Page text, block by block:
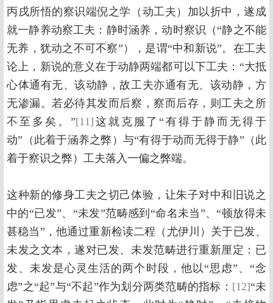
丙戌所悟的察识端倪之学（动工夫）加以折中，遂成
就一静养动察工夫：静时涵养，动时察识（“静之不能
无养，犹动之不可不察”），是谓“中和新说”。在工夫
论上，新说的意义在于动静两端都可以下工夫：“大抵
心体通有无、该动静，故工夫亦通有无、该动静，方
无渗漏。若必待其发而后察，察而后存，则工夫之所
不至多矣。”[11] 这就克服了“有得于静而无得于
动”（此着于涵养之弊）与“有得于动而无得于静”（此
着于察识之弊）工夫落入一偏之弊端。
这种新的修身工夫之切己体验，让朱子对中和旧说之
中的“已发”、“未发”范畴感到“命名未当”、“顿放得未
甚稳当”，他通过重新检读二程（尤伊川）关于已发、
未发之文本，遂对已发、未发范畴进行重新厘定：已
发、未发是心灵生活的两个时段，他以“思虑”、“念
虑”之“起”与“不起”作为划分两类范畴的指标： [12]“未